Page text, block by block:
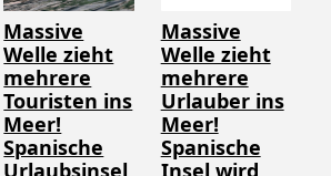
Massive
Welle zieht
mehrere
Touristen ins
Meer!
Spanische
Urlaubsinsel
Massive
Welle zieht
mehrere
Urlauber ins
Meer!
Spanische
Insel wird